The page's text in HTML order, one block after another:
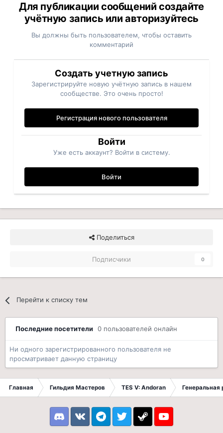
Для публикации сообщений создайте
учётную запись или авторизуйтесь
Вы должны быть пользователем, чтобы оставить
комментарий
Создать учетную запись
Зарегистрируйте новую учётную запись в нашем
сообществе. Это очень просто!
Регистрация нового пользователя
Войти
Уже есть аккаунт? Войти в систему.
Войти
Поделиться
Подписчики 0
Перейти к списку тем
Последние посетители 0 пользователей онлайн
Ни одного зарегистрированного пользователя не
просматривает данную страницу
Главная Гильдия Мастеров TES V: Andoran Генеральная
DiscordVK TelegramTwitter Steam Youtube